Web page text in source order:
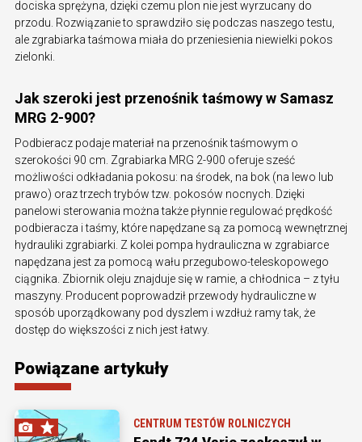
dociska sprężyna, dzięki czemu plon nie jest wyrzucany do
przodu. Rozwiązanie to sprawdziło się podczas naszego testu,
ale zgrabiarka taśmowa miała do przeniesienia niewielki pokos
zielonki.
Jak szeroki jest przenośnik taśmowy w Samasz
MRG 2-900?
Podbieracz podaje materiał na przenośnik taśmowym o
szerokości 90 cm. Zgrabiarka MRG 2-900 oferuje sześć
możliwości odkładania pokosu: na środek, na bok (na lewo lub
prawo) oraz trzech trybów tzw. pokosów nocnych. Dzięki
panelowi sterowania można także płynnie regulować prędkość
podbieracza i taśmy, które napędzane są za pomocą wewnętrznej
hydrauliki zgrabiarki. Z kolei pompa hydrauliczna w zgrabiarce
napędzana jest za pomocą wału przegubowo-teleskopowego
ciągnika. Zbiornik oleju znajduje się w ramie, a chłodnica – z tyłu
maszyny. Producent poprowadził przewody hydrauliczne w
sposób uporządkowany pod dyszlem i wzdłuż ramy tak, że
dostęp do większości z nich jest łatwy.
Powiązane artykuły
CENTRUM TESTÓW ROLNICZYCH